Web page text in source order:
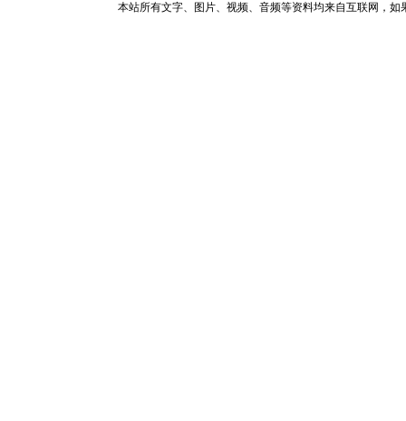
本站所有文字、图片、视频、音频等资料均来自互联网，